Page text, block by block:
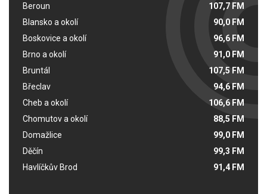
Beroun
107,7 FM
Blansko a okolí
90,0 FM
Boskovice a okolí
96,6 FM
Brno a okolí
91,0 FM
Bruntál
107,5 FM
Břeclav
94,6 FM
Cheb a okolí
106,6 FM
Chomutov a okolí
88,5 FM
Domažlice
99,0 FM
Děčín
99,3 FM
Havlíčkův Brod
91,4 FM